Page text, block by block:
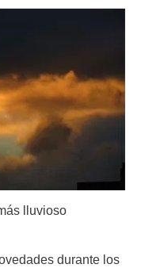
lluvioso
durante los